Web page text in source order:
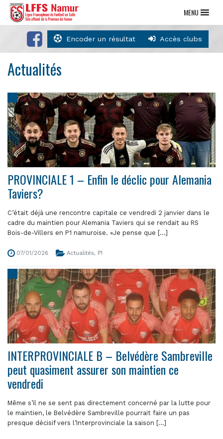
Encoder un résultat Accès clubs
MENU
Actualités
PROVINCIALE 1 – Enfin le déclic pour Alemania
Taviers?
C’était déjà une rencontre capitale ce vendredi 2 janvier dans le
cadre du maintien pour Alemania Taviers qui se rendait au RS
Bois-de-Villers en P1 namuroise. «Je pense que [...]
07/01/2026 Actualités, P1
INTERPROVINCIALE B – Belvédère Sambreville
peut quasiment assurer son maintien ce
vendredi
Même s’il ne se sent pas directement concerné par la lutte pour
le maintien, le Belvédère Sambreville pourrait faire un pas
presque décisif vers l’Interprovinciale la saison [...]